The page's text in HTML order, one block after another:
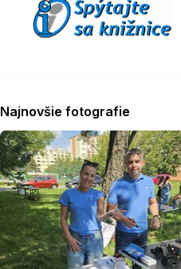
Najnovšie fotografie